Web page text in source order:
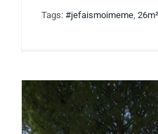
Tags: #jefaismoimeme 26m²